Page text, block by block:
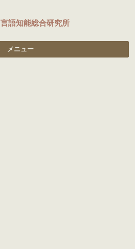
言語知能総合研究所
メニュー